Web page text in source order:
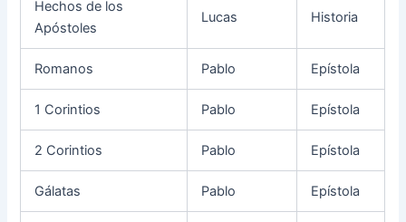
Hechos de los
Apóstoles
Lucas Historia
Romanos Pablo Epístola
1 Corintios Pablo Epístola
2 Corintios Pablo Epístola
Gálatas Pablo Epístola